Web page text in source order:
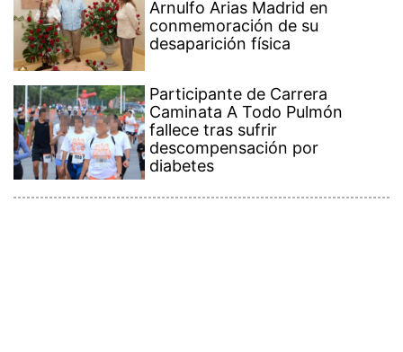
Arnulfo Arias Madrid en
conmemoración de su
desaparición física
Participante de Carrera
Caminata A Todo Pulmón
fallece tras sufrir
descompensación por
diabetes